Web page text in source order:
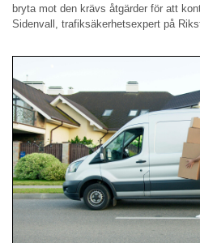
bryta mot den krävs åtgärder för att
Sidenvall, trafiksäkerhetsexpert på